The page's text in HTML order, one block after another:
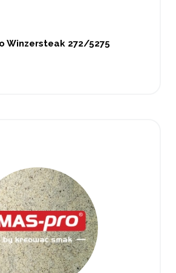
Winzersteak 272/5275